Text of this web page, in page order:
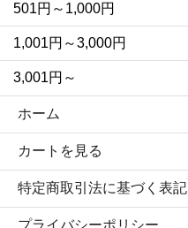
501円～1,000円
1,001円～3,000円
3,001円～
ホーム
カートを見る
特定商取引法に基づく表記
プライバシーポリシー